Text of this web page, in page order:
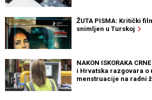
ŽUTA PISMA: Kritički
snimljen u Turskoj
NAKON ISKORAKA
i Hrvatska razgovara o
menstruacije na radni